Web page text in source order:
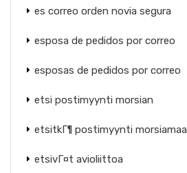
es correo orden novia segura
esposa de pedidos por correo
esposas de pedidos por correo
etsi postimyynti morsian
etsitkГ¶ postimyynti morsiamaa
etsivГ¤t avioliittoa